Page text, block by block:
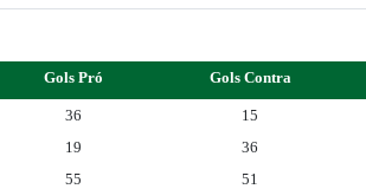
Gols Pró Gols Contra
36 15
19 36
55 51